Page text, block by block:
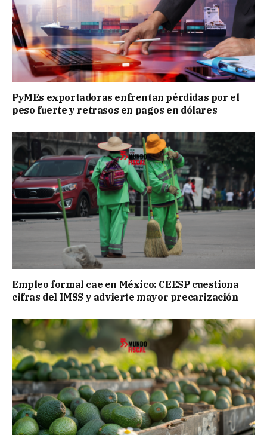
PyMEs exportadoras enfrentan pérdidas por el
peso fuerte y retrasos en pagos en dólares
Empleo formal cae en México: CEESP cuestiona
cifras del IMSS y advierte mayor precarización